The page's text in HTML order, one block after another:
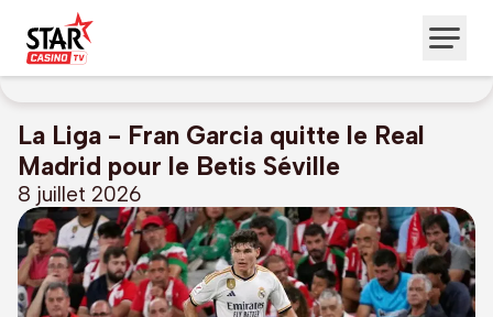
La Liga - Fran Garcia quitte le Real
Madrid pour le Betis Séville
8 juillet 2026